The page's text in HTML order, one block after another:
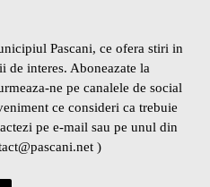
Pascani, ce ofera stiri in
de interes. Aboneazate la
ne pe canalele de social
ce consideri ca trebuie
pe e-mail sau pe unul din
)